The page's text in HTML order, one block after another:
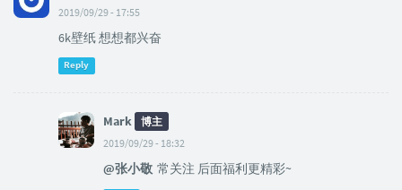
2019/09/29 - 17:55
6k壁纸 想想都兴奋
Reply
Mark
博主
2019/09/29 - 18:32
@张小敬 常关注 后面福利更精彩~